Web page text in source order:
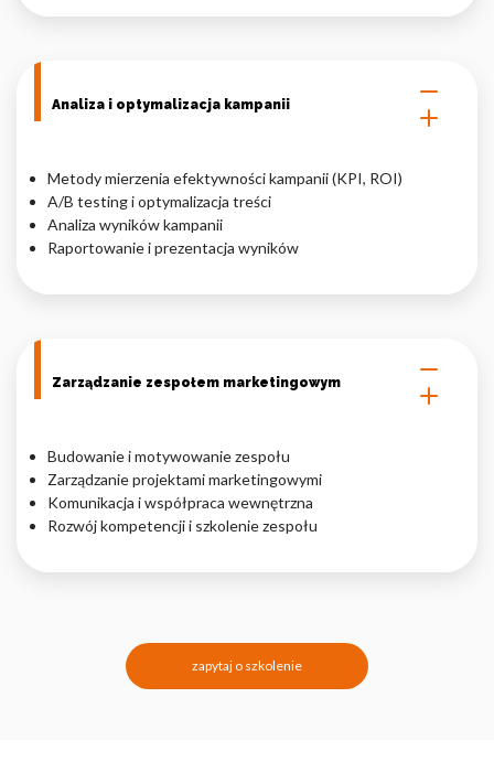
Analiza i optymalizacja kampanii
Metody mierzenia efektywności kampanii (KPI, ROI)
A/B testing i optymalizacja treści
Analiza wyników kampanii
Raportowanie i prezentacja wyników
Zarządzanie zespołem marketingowym
Budowanie i motywowanie zespołu
Zarządzanie projektami marketingowymi
Komunikacja i współpraca wewnętrzna
Rozwój kompetencji i szkolenie zespołu
zapytaj o szkolenie